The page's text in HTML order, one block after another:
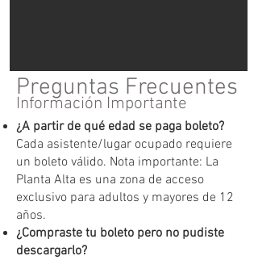
Preguntas Frecuentes
Información Importante
¿A partir de qué edad se paga boleto?
Cada asistente/lugar ocupado requiere
un boleto válido. Nota importante: La
Planta Alta es una zona de acceso
exclusivo para adultos y mayores de 12
años.
¿Compraste tu boleto pero no pudiste
descargarlo?